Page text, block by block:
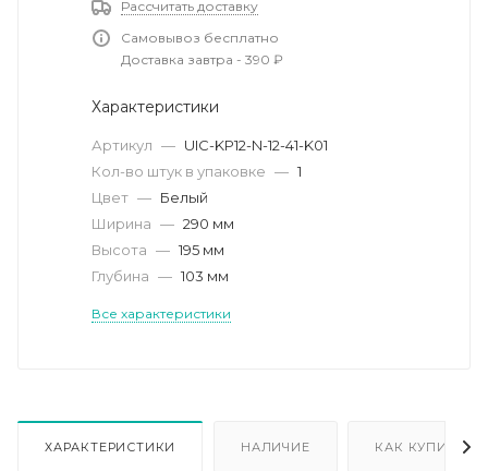
Рассчитать доставку
Самовывоз бесплатно
Доставка завтра - 390 ₽
Характеристики
Артикул — UIC-KP12-N-12-41-K01
Кол-во штук в упаковке — 1
Цвет — Белый
Ширина — 290 мм
Высота — 195 мм
Глубина — 103 мм
Все характеристики
ХАРАКТЕРИСТИКИ НАЛИЧИЕ КАК КУПИТЬ